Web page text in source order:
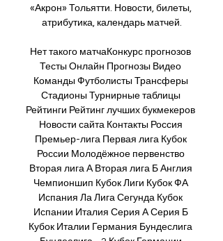
«Акрон» Тольятти. Новости, билеты,
атрибутика, календарь матчей.
Нет такого матчаКонкурс прогнозов
Тесты Онлайн Прогнозы Видео
Команды Футболисты Трансферы
Стадионы Турнирные таблицы
Рейтинги Рейтинг лучших букмекеров
Новости сайта Контакты Россия
Премьер-лига Первая лига Кубок
России Молодёжное первенство
Вторая лига А Вторая лига Б Англия
Чемпионшип Кубок Лиги Кубок ФА
Испания Ла Лига Сегунда Кубок
Испании Италия Серия А Серия Б
Кубок Италии Германия Бундеслига